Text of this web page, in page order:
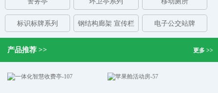
标识标牌系列 钢结构廊架 宣传栏 电子公交站牌
产品推荐 >> 更多 >>